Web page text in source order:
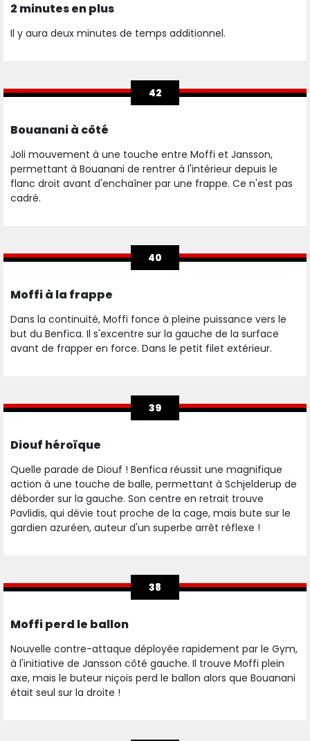
2 minutes en plus
Il y aura deux minutes de temps additionnel.
42
Bouanani à côté
Joli mouvement à une touche entre Moffi et Jansson,
permettant à Bouanani de rentrer à l'intérieur depuis le
flanc droit avant d'enchaîner par une frappe. Ce n'est pas
cadré.
40
Moffi à la frappe
Dans la continuité, Moffi fonce à pleine puissance vers le
but du Benfica. Il s'excentre sur la gauche de la surface
avant de frapper en force. Dans le petit filet extérieur.
39
Diouf héroïque
Quelle parade de Diouf ! Benfica réussit une magnifique
action à une touche de balle, permettant à Schjelderup de
déborder sur la gauche. Son centre en retrait trouve
Pavlidis, qui dévie tout proche de la cage, mais bute sur le
gardien azuréen, auteur d'un superbe arrêt réflexe !
38
Moffi perd le ballon
Nouvelle contre-attaque déployée rapidement par le Gym,
à l'initiative de Jansson côté gauche. Il trouve Moffi plein
axe, mais le buteur niçois perd le ballon alors que Bouanani
était seul sur la droite !